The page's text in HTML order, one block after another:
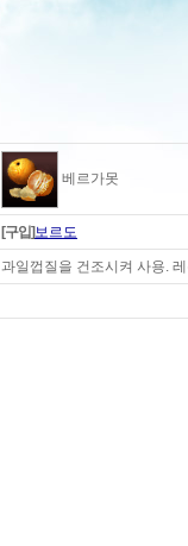
베르가못
[구입]보르도
과일껍질을 건조시켜 사용.